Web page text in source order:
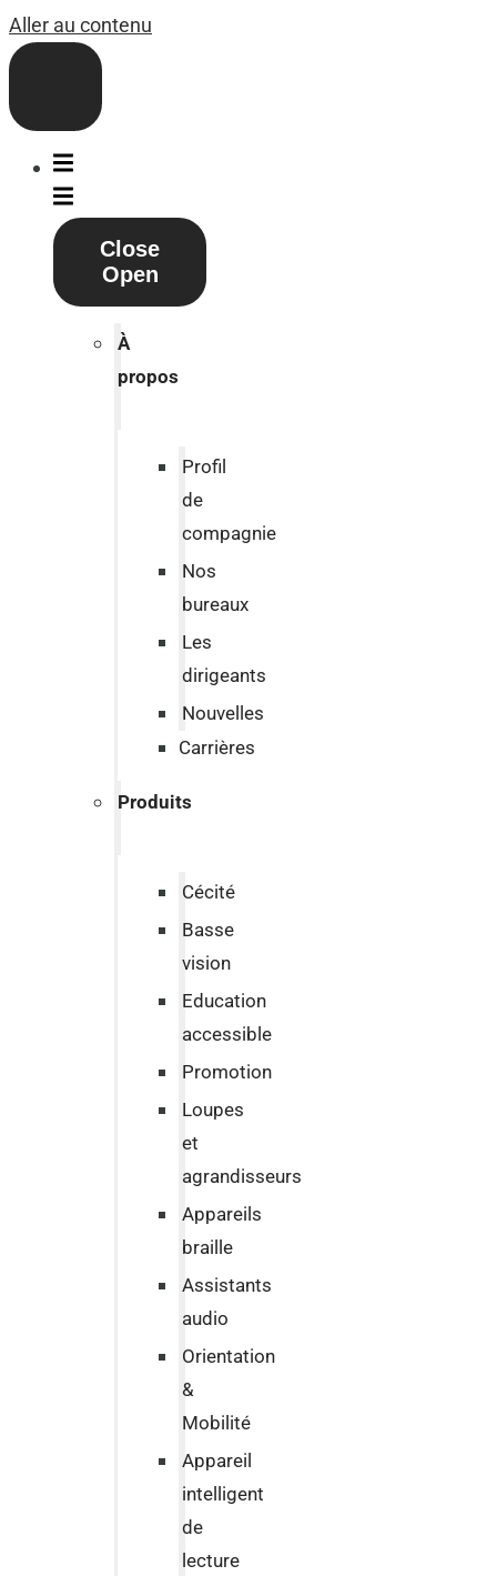
Aller au contenu
Close
Open
À
propos
Profil
de
compagnie
Nos
bureaux
Les
dirigeants
Nouvelles
Carrières
Produits
Cécité
Basse
vision
Education
accessible
Promotion
Loupes
et
agrandisseurs
Appareils
braille
Assistants
audio
Orientation
&
Mobilité
Appareil
intelligent
de
lecture